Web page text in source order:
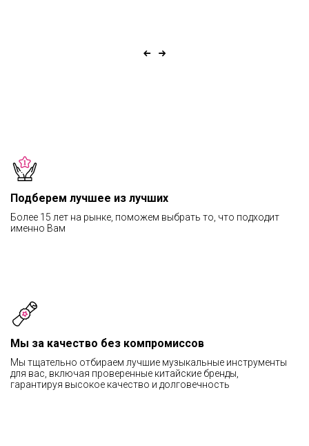
Подберем лучшее из лучших
Более 15 лет на рынке, поможем выбрать то, что подходит
именно Вам
Мы за качество без компромиссов
Мы тщательно отбираем лучшие музыкальные инструменты
для вас, включая проверенные китайские бренды,
гарантируя высокое качество и долговечность